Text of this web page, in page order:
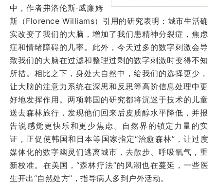
中，作者弗洛伦斯·威廉姆
斯（Florence Williams）引用的研究表明：城市生活确
实改变了我们的大脑，增加了我们患精神分裂症，焦虑
症和情绪障碍的几率。此外，今天过多的数字刺激会导
致我们的大脑在过滤和整理过剩的数字刺激时变得不知
所措。相比之下，身处大自然中，给我们的选择更少，
让大脑的注意力系统在深思和反思等高阶信息处理中更
好地发挥作用。两项韩国的研究都将沉迷于技术的儿童
送去森林旅行，发现他们回来后皮质醇水平降低，并报
告说感觉更快乐和更少焦虑。自然界的镇定力量的实
证，正促使韩国和日本等国家指定“治愈森林”，让过度
媒体化的数字幽灵们逃离城市，去散步、呼吸氧气，重
新校准。在美国，“森林疗法”的风潮也在蔓延，一些医
生开出“自然处方”，指导病人多到户外活动。